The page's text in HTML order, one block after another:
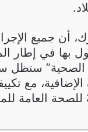
أن جميع
بها في إطار
الصحية” ستظل
مع
للصحة العامة